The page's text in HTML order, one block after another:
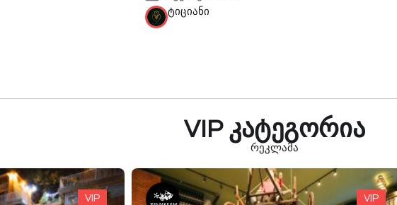
ტიციანი
VIP კატეგორია
რეკლამა
VIP VIP